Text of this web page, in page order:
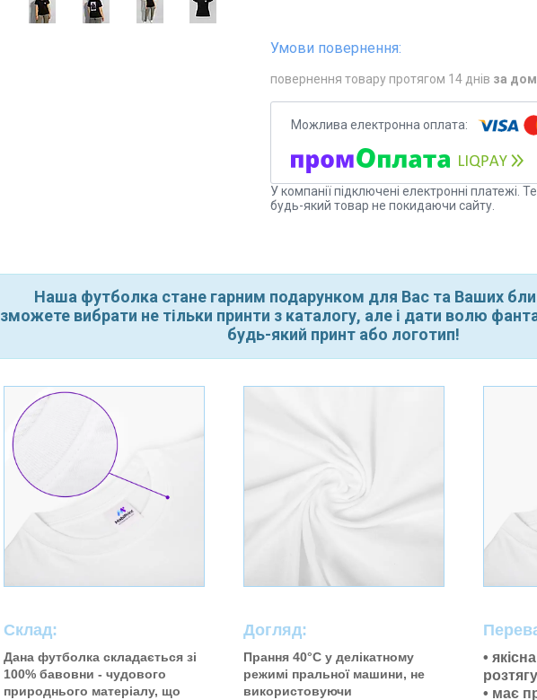
повернення товару протягом 14 днів за
У компанії підключені електронні платежі.
будь-який товар не покидаючи сайту.
Наша футболка стане гарним подарунком для Вас та Ваших
зможете вибрати не тільки принти з каталогу, але і дати волю
будь-який принт або логотип!
Склад:
Дана футболка складається зі
100% бавовни - чудового
природнього матеріалу, що
Догляд:
Прання 40°C у делікатному
режимі пральної машини, не
використовуючи
•
• має